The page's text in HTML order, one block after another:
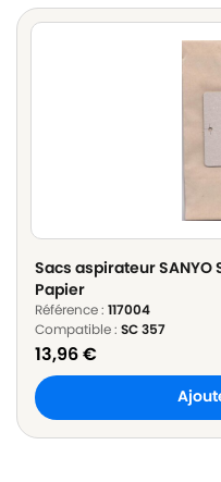
Sacs aspirateur SANYO
Papier
Référence : 117004
Compatible : SC 357
13,96€